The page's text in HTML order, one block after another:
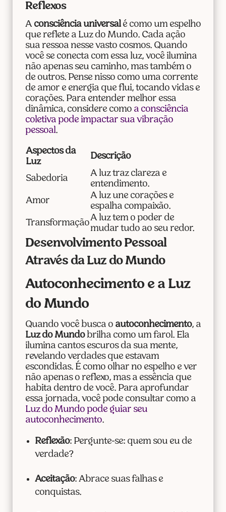
Reflexos
A consciência universalé como um espelho
que reflete a Luz do Mundo. Cada ação
sua ressoa nesse vasto cosmos. Quando
você se conecta com essa luz, você ilumina
não apenas seu caminho, mas também o
de outros. Pense nisso como uma corrente
de amor e energia que flui, tocando vidas e
corações. Para entender melhor essa
dinâmica, considere como a consciência
coletiva pode impactar sua vibração
pessoal.
Aspectos da
Luz
Descrição
Sabedoria
A luz traz clareza e
entendimento.
Amor
A luz une corações e
espalha compaixão.
Transformação
A luz tem o poder de
mudar tudo ao seu redor.
Desenvolvimento Pessoal
Através da Luz do Mundo
Autoconhecimento e a Luz
do Mundo
Quando você busca o autoconhecimento, a
Luz do Mundobrilha como um farol. Ela
ilumina cantos escuros da sua mente,
revelando verdades que estavam
escondidas. É como olhar no espelho e ver
não apenas o reflexo, mas a essência que
habita dentro de você. Para aprofundar
essa jornada, você pode consultar como a
Luz do Mundo pode guiar seu
autoconhecimento.
Reflexão: Pergunte-se: quem sou eu de
verdade?
Aceitação: Abrace suas falhas e
conquistas.